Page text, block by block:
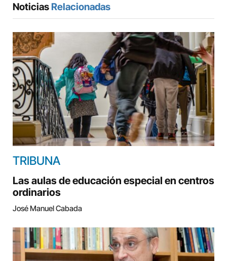
Noticias Relacionadas
TRIBUNA
Las aulas de educación especial en centros
ordinarios
José Manuel Cabada